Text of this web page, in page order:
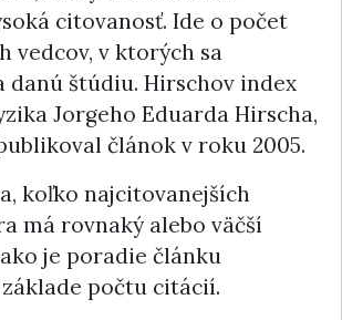
citovanosť. Ide o počet
vedcov, v ktorých sa
danú štúdiu. Hirschov index
Jorgeho Eduarda Hirscha,
článok v roku 2005.
koľko najcitovanejších
má rovnaký alebo väčší
je poradie článku
počtu citácií.